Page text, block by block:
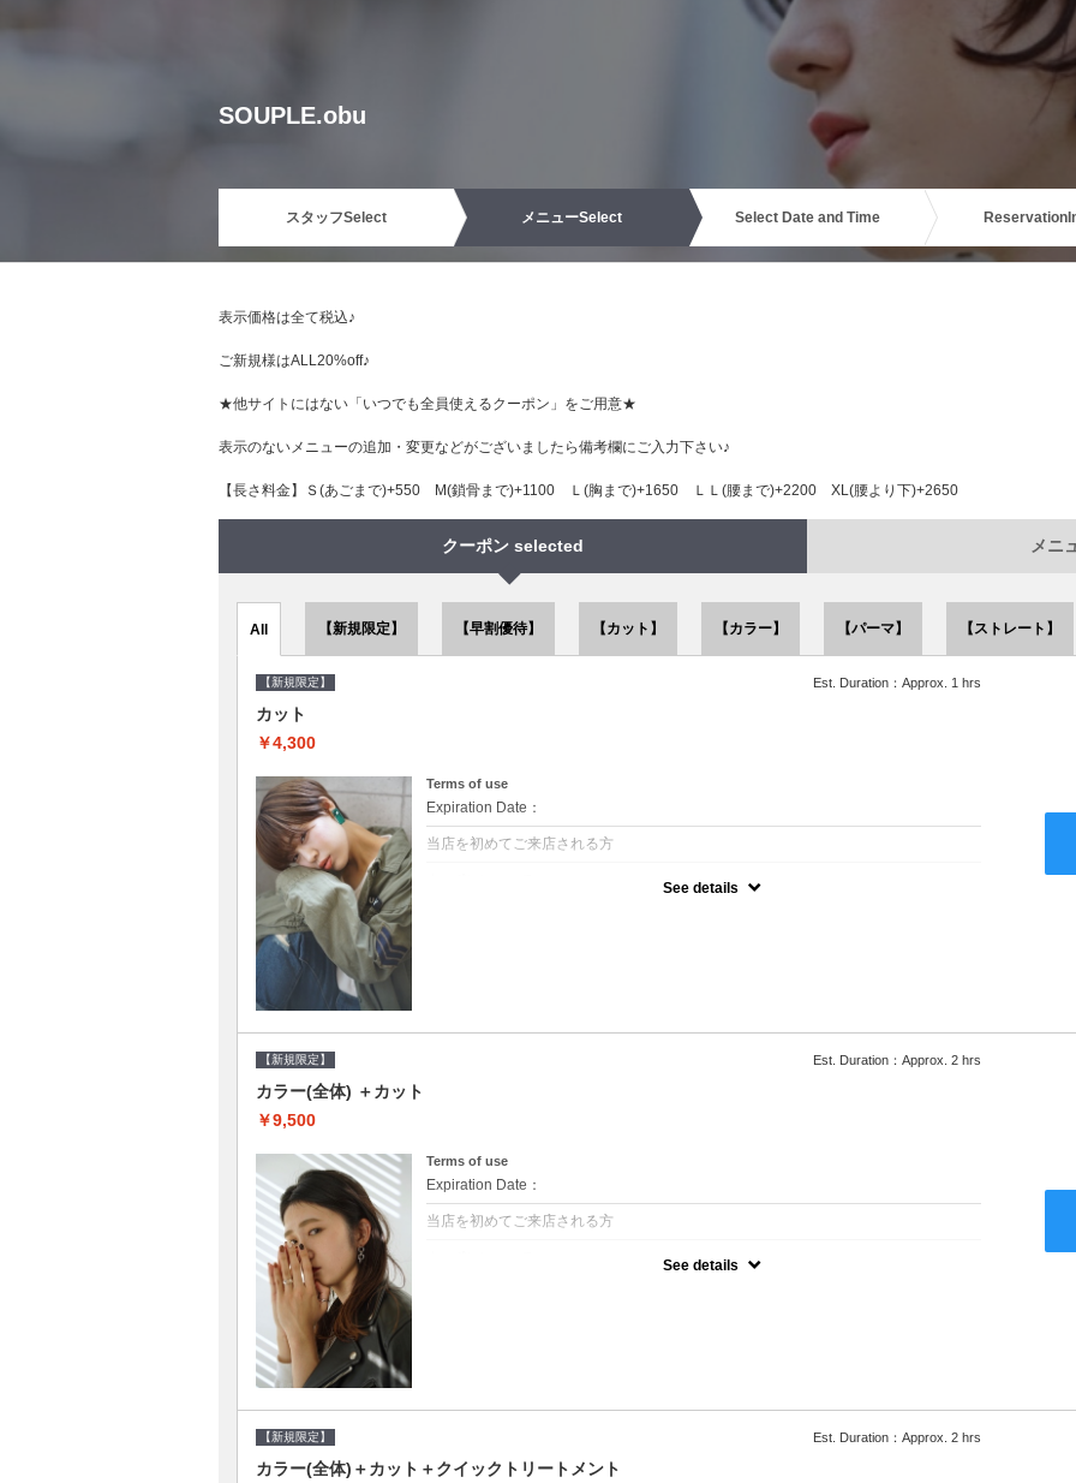
SOUPLE.obu
スタッフSelect メニューSelect Select Date and Time Reservation
表示価格は全て税込♪
ご新規様はALL20%off♪
★他サイトにはない「いつでも全員使えるクーポン」をご用意★
表示のないメニューの追加・変更などがございましたら備考欄にご入力下さい♪
【長さ料金】Ｓ(あごまで)+550 М(鎖骨まで)+1100 Ｌ(胸まで)+1650 ＬＬ(腰まで)+2200 XL(腰より下)+2650
クーポン selected メニ
All 【新規限定】 【早割優待】 【カット】 【カラー】 【パーマ】 【ストレート】
【新規限定】 Est. Duration：Approx. 1 hrs
カット
￥4,300
Terms of use
Expiration Date：
当店を初めてご来店される方
See details
【新規限定】 Est. Duration：Approx. 2 hrs
カラー(全体) ＋カット
￥9,500
Terms of use
Expiration Date：
当店を初めてご来店される方
See details
【新規限定】 Est. Duration：Approx. 2 hrs
カラー(全体)＋カット＋クイックトリートメント